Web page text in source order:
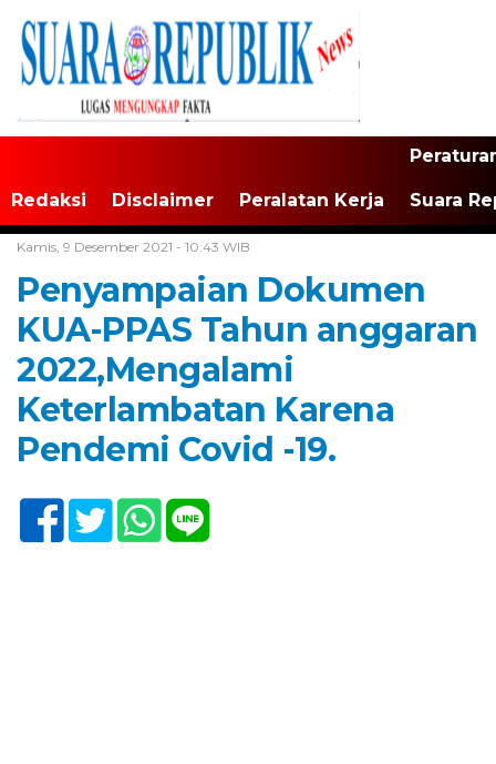
Redaksi Disclaimer Peralatan Kerja Suara
Kamis, 9 Desember 2021 - 10:43 WIB
Penyampaian Dokumen
KUA-PPAS Tahun anggaran
2022,Mengalami
Keterlambatan Karena
Pendemi Covid -19.